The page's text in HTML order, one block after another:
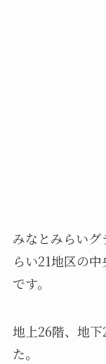
みなとみらいグ
らい21地区の
です。
地上26階、地
た。